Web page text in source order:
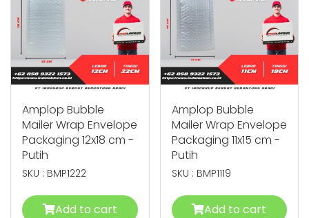
Amplop Bubble
Mailer Wrap Envelope
Packaging 12x18 cm -
Putih
SKU : BMP1222
Add to cart
Amplop Bubble
Mailer Wrap Envelope
Packaging 11x15 cm -
Putih
SKU : BMP1119
Add to cart